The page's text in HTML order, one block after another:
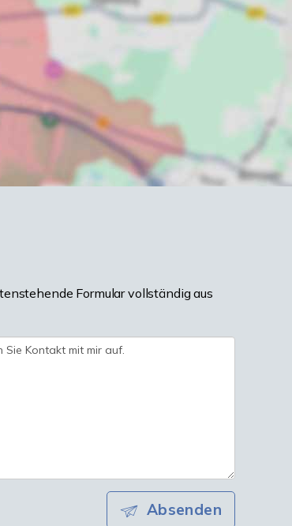
Formular vollständig aus
Absenden